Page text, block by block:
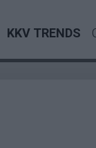
KKV TRENDS